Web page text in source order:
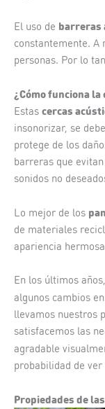
El uso de barreras
constantemente. A
personas. Por lo
¿Cómo funciona
Estas cercas
insonorizar, se
protege de los
barreras que
sonidos no
Lo mejor de los
de materiales
apariencia
En los últimos
algunos cambios
llevamos nuestros
satisfacemos las
agradable
probabilidad de
Propiedades de